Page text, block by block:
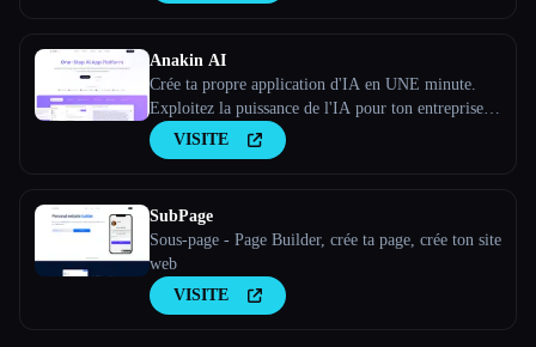
Anakin AI
Crée ta propre application d'IA en UNE minute.
Exploitez la puissance de l'IA pour ton entreprise.
Notre créateur d'applications d'IA sans code te
permet de créer des applications d'IA uniques et
VISITE
SubPage
Sous-page - Page Builder, crée ta page, crée ton site
web
VISITE